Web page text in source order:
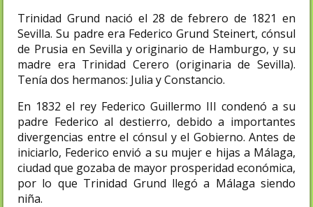
Trinidad Grund nació el 28 de febrero de 1821 en
Sevilla. Su padre era Federico Grund Steinert, cónsul
de Prusia en Sevilla y originario de Hamburgo, y su
madre era Trinidad Cerero (originaria de Sevilla).
Tenía dos hermanos: Julia y Constancio.
En 1832 el rey Federico Guillermo III condenó a su
padre Federico al destierro, debido a importantes
divergencias entre el cónsul y el Gobierno. Antes de
iniciarlo, Federico envió a su mujer e hijas a Málaga,
ciudad que gozaba de mayor prosperidad económica,
por lo que Trinidad Grund llegó a Málaga siendo
niña.